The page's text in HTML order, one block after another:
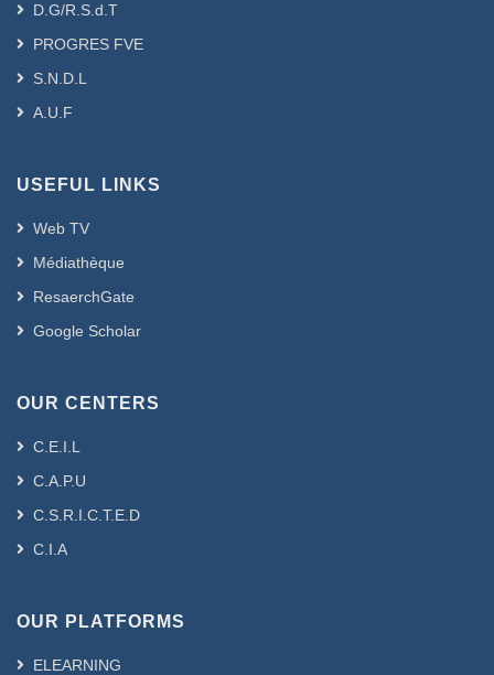
D.G/R.S.d.T
PROGRES FVE
S.N.D.L
A.U.F
USEFUL LINKS
Web TV
Médiathèque
ResaerchGate
Google Scholar
OUR CENTERS
C.E.I.L
C.A.P.U
C.S.R.I.C.T.E.D
C.I.A
OUR PLATFORMS
ELEARNING